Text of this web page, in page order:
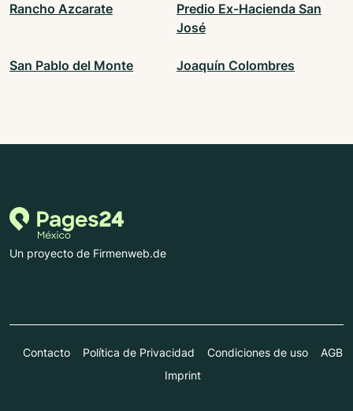
Rancho Azcarate
Predio Ex-Hacienda San
José
San Pablo del Monte Joaquín Colombres
Un proyecto de Firmenweb.de
Contacto Política de Privacidad Condiciones de uso
AGB
Imprint